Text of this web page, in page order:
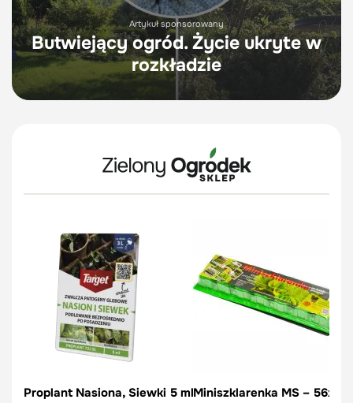
Artykuł sponsorowany
Butwiejący ogród. Życie ukryte w
rozkładzie
Proplant Nasiona, Siewki 5 mlMiniszklarenka MS –